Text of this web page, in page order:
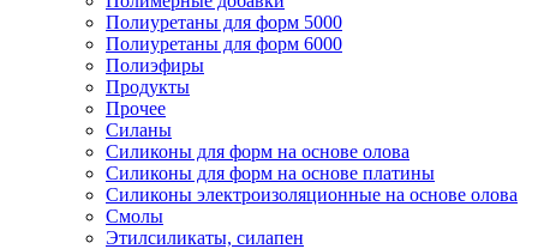
Полиуретаны для форм 5000
Полиуретаны для форм 6000
Полиэфиры
Продукты
Прочее
Силаны
Силиконы для форм на основе олова
Силиконы для форм на основе платины
Силиконы электроизоляционные на основе олова
Смолы
Этилсиликаты, силапен